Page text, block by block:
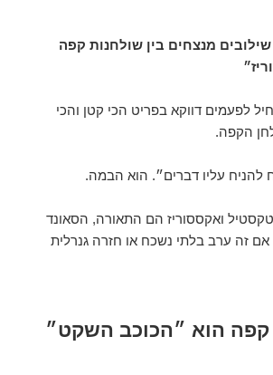
שילובים מנצחים בין שולחנות קפה
לפעמים דווקא בפריט הכי קטן והכי
הקפה.
עליו דברים״. הוא הבמה.
ואקססוריז הם התאורה, הסאונד
זה ערב בלתי נשכח או חזרה גנרלית
קפה הוא ״הכוכב השקט״